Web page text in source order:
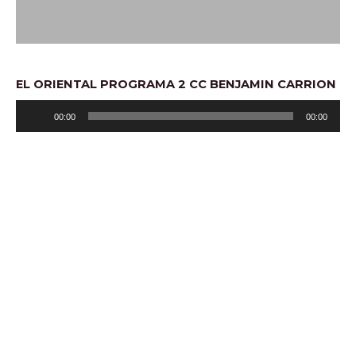
EL ORIENTAL PROGRAMA 2 CC BENJAMIN CARRION
Player
00:00 00:00